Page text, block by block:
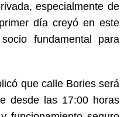
especialmente de
día creyó en este
fundamental para
que calle Bories será
desde las 17:00 horas